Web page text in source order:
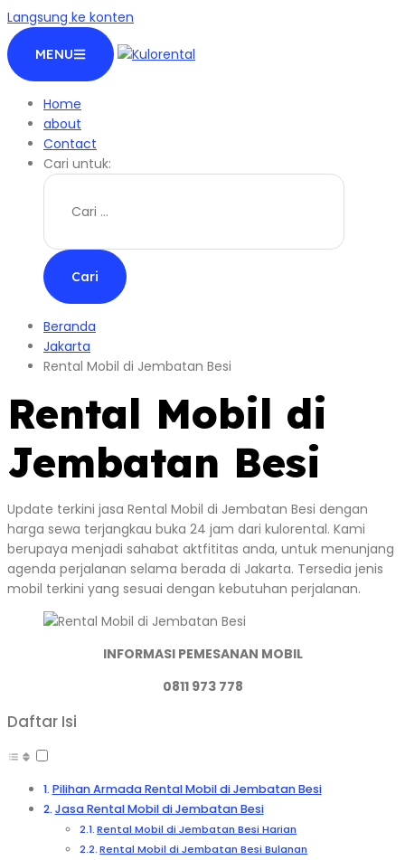
Langsung ke konten
MENU
Home
about
Contact
Cari untuk:
Beranda
Jakarta
Rental Mobil di Jembatan Besi
Rental Mobil di
Jembatan Besi
Update terkini jasa Rental Mobil di Jembatan Besi dengan
harga sewa terjangkau buka 24 jam dari kulorental. Kami
berupaya menjadi sahabat aktfititas anda, untuk menunjang
agenda perjalanan selama berada di Jakarta. Tersedia jenis
mobil terkini yang sesuai dengan kebutuhan perjalanan.
INFORMASI PEMESANAN MOBIL
0811 973 778
Daftar Isi
Pilihan Armada Rental Mobil di Jembatan Besi
Jasa Rental Mobil di Jembatan Besi
Rental Mobil di Jembatan Besi Harian
Rental Mobil di Jembatan Besi Bulanan